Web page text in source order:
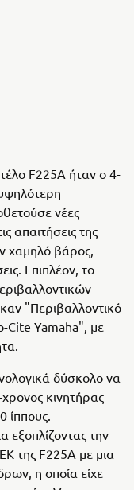
F225A ήταν ο 4-
νέες
απαιτήσεις της
χαμηλό βάρος,
Επιπλέον, το
"Περιβαλλοντικό
Cite Yamaha", με
δύσκολο να
κινητήρας
ίππους.
εξοπλίζοντας την
της F225A με μια
η οποία είχε